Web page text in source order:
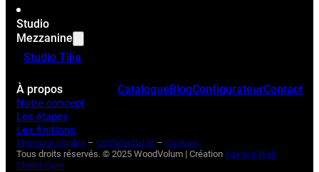
Studio
Mezzanine
Studio Tilia
À propos
Notre concept
Les étapes
Les finitions
CatalogueBlogConfigurateurContact
Mentions légales – Confidentialité – Cookies
Tous droits réservés. © 2025 WoodVolum | CréationAgence Web
Cholet Enjin